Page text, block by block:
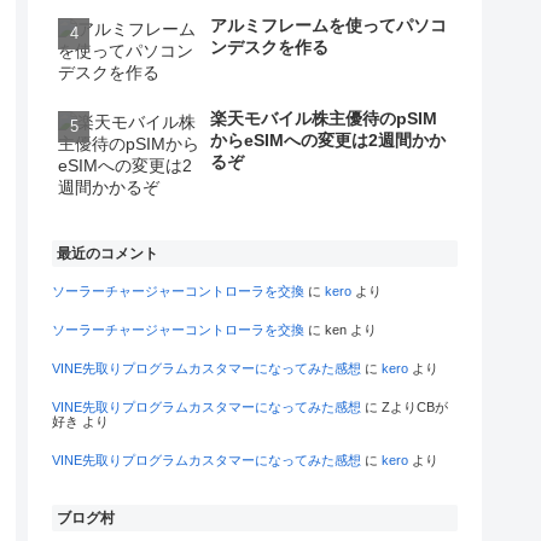
アルミフレームを使ってパソコ
ンデスクを作る
楽天モバイル株主優待のpSIM
からeSIMへの変更は2週間かか
るぞ
最近のコメント
ソーラーチャージャーコントローラを交換 に kero より
ソーラーチャージャーコントローラを交換 に ken より
VINE先取りプログラムカスタマーになってみた感想 に kero より
VINE先取りプログラムカスタマーになってみた感想 に ZよりCBが
好き より
VINE先取りプログラムカスタマーになってみた感想 に kero より
ブログ村